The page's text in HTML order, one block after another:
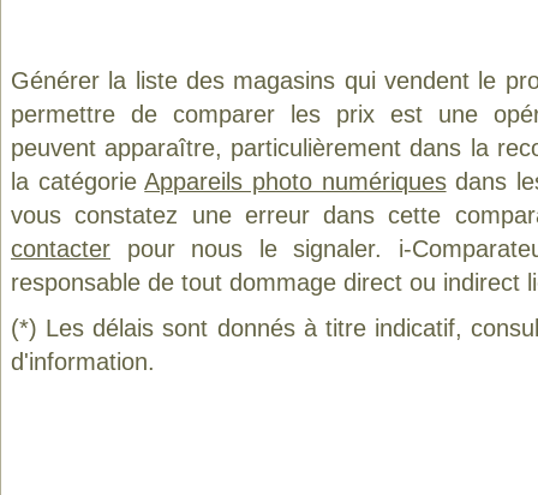
Générer la liste des magasins qui vendent le
permettre de comparer les prix est une
peuvent apparaître, particulièrement dans la
la catégorieAppareils photo numériquesdans
vous constatez une erreur dans cette
contacter pour nous le signaler. i-
responsable de tout dommage direct ou indirect
(*) Les délais sont donnés à titre indicatif,
d'information.